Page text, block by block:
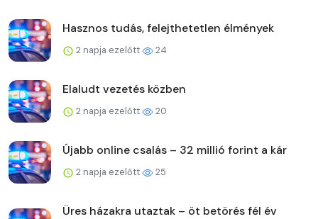
Hasznos tudás, felejthetetlen élmények
2 napja ezelőtt 24
Elaludt vezetés közben
2 napja ezelőtt 20
Újabb online csalás – 32 millió forint a kár
2 napja ezelőtt 25
Üres házakra utaztak – öt betörés fél év